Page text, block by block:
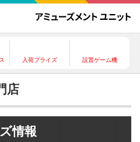
入荷プライズ 設置ゲーム機
店
情報